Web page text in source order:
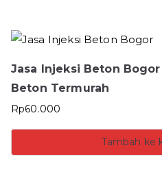
Jasa Injeksi Beton
Beton Termurah
Rp60.000
Tambah ke